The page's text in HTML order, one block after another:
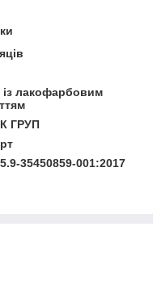
із лакофарбовим
ГРУП
35450859-001:2017